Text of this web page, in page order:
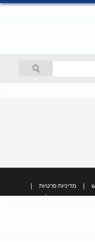
מדיניות פרטיות
כל הזכויות שמורות